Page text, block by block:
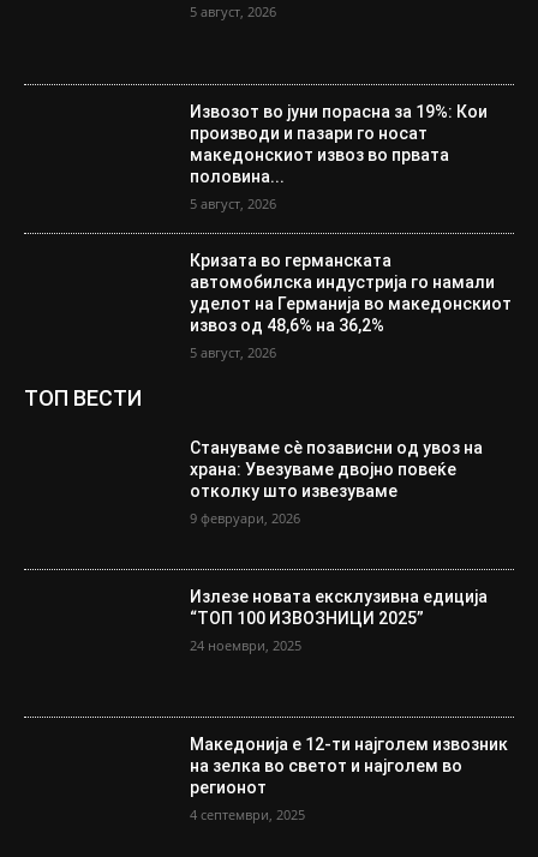
5 август, 2026
Извозот во јуни порасна за 19%: Кои
производи и пазари го носат
македонскиот извоз во првата
половина...
5 август, 2026
Кризата во германската
автомобилска индустрија го намали
уделот на Германија во македонскиот
извоз од 48,6% на 36,2%
5 август, 2026
ТОП ВЕСТИ
Стануваме сè позависни од увоз на
храна: Увезуваме двојно повеќе
отколку што извезуваме
9 февруари, 2026
Излезе новата ексклузивна едиција
“ТОП 100 ИЗВОЗНИЦИ 2025”
24 ноември, 2025
Македонија е 12-ти најголем извозник
на зелка во светот и најголем во
регионот
4 септември, 2025